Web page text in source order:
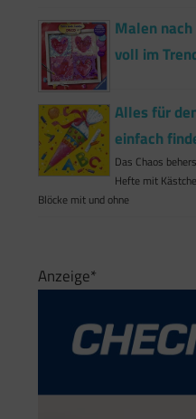
Malen
voll im
Alles für
einfach
Das Chaos
Hefte mit
Blöcke mit und ohne
Anzeige*